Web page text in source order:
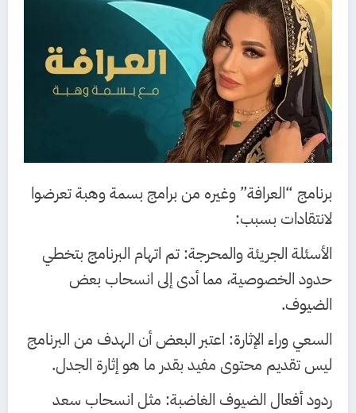
برنامج “العرافة” وغيره من برامج بسمة وهبة تعرضوا
لانتقادات بسبب:
الأسئلة الجريئة والمحرجة: تم اتهام البرنامج بتخطي
حدود الخصوصية، مما أدى إلى انسحاب بعض
الضيوف.
السعي وراء الإثارة: اعتبر البعض أن الهدف من البرنامج
ليس تقديم محتوى مفيد بقدر ما هو إثارة الجدل.
ردود أفعال الضيوف الغاضبة: مثل انسحاب سعد